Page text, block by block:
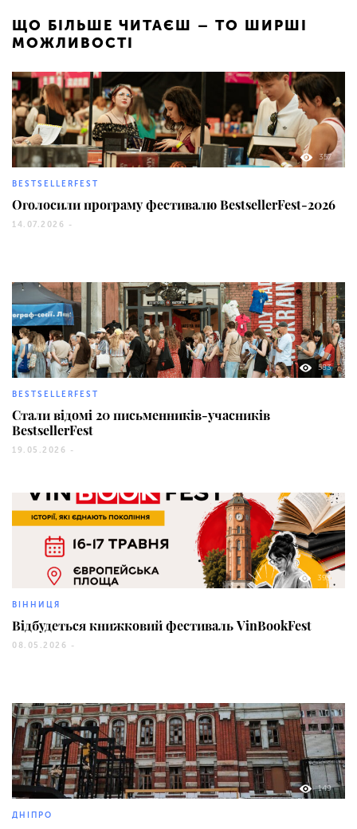
ЩО БІЛЬШЕ ЧИТАЄШ – ТО ШИРШІ
МОЖЛИВОСТІ
357
BESTSELLERFEST
Оголосили програму фестивалю BestsellerFest-2026
14.07.2026 -
583
BESTSELLERFEST
Стали відомі 20 письменників-учасників
BestsellerFest
19.05.2026 -
399
ВІННИЦЯ
Відбудеться книжковий фестиваль VinBookFest
08.05.2026 -
149
ДНІПРО